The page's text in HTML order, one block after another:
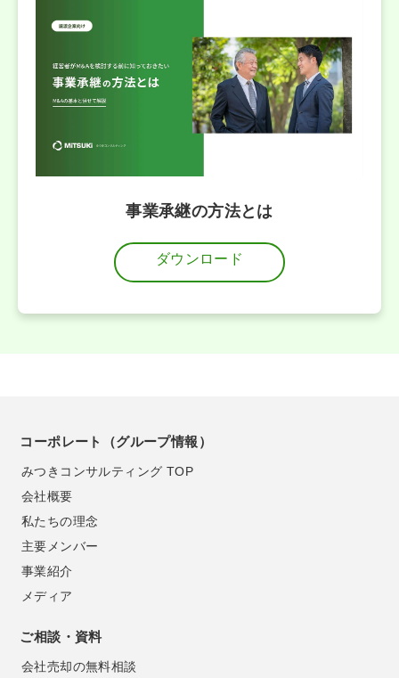
事業承継の方法とは
ダウンロード
コーポレート（グループ情報）
みつきコンサルティング TOP
会社概要
私たちの理念
主要メンバー
事業紹介
メディア
ご相談・資料
会社売却の無料相談